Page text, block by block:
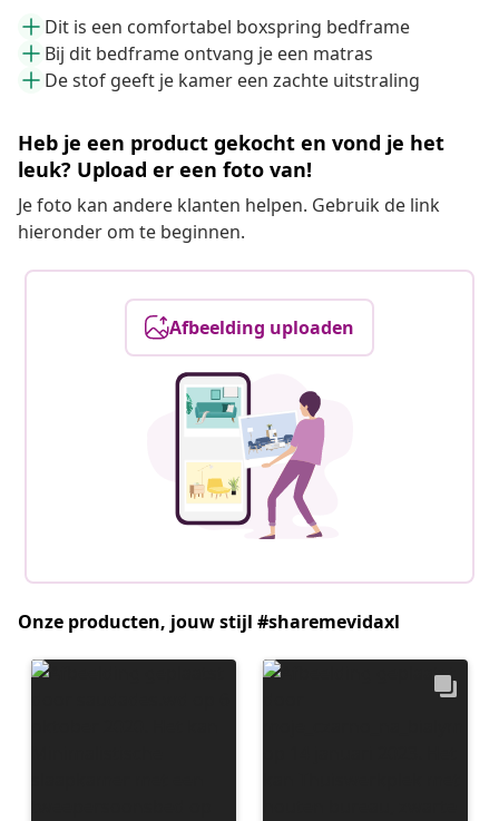
Dit is een comfortabel boxspring bedframe
Bij dit bedframe ontvang je een matras
De stof geeft je kamer een zachte uitstraling
Heb je een product gekocht en vond je het
leuk? Upload er een foto van!
Je foto kan andere klanten helpen. Gebruik de link
hieronder om te beginnen.
Afbeelding uploaden
Onze producten, jouw stijl #sharemevidaxl